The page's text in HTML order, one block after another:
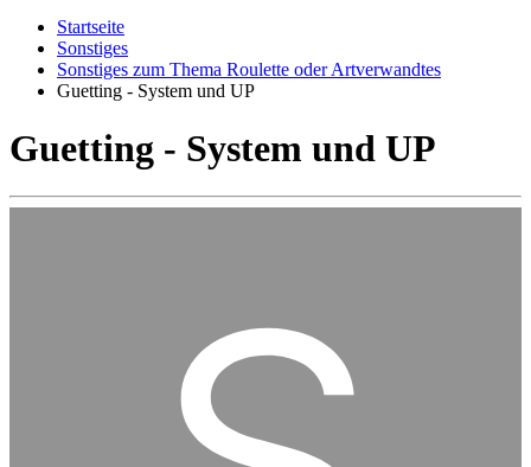
Startseite
Sonstiges
Sonstiges zum Thema Roulette oder Artverwandtes
Guetting - System und UP
Guetting - System und UP